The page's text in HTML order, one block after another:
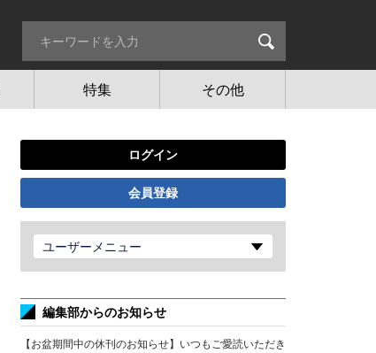
特集 その他
ログイン
会員登録
ユーザーメニュー
編集部からのお知らせ
【お盆期間中の休刊のお知らせ】いつもご愛読いただき